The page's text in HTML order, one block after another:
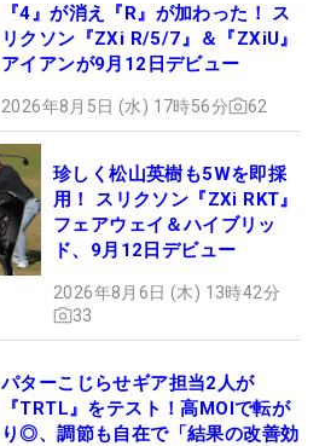
『4』が消え『R』が加わった！ ス
リクソン『ZXi R/5/7』＆『ZXiU』
アイアンが9月12日デビュー
2026年8月5日 (水) 17時56分 62
珍しく松山英樹も5Wを即採
用！ スリクソン『ZXi RKT』
フェアウェイ＆ハイブリッ
ド、9月12日デビュー
2026年8月6日 (木) 13時42分
33
パターこじらせギア担当2人が
『TRTL』をテスト！高MOIで転が
り◎、調節も自在で「結果の改善効